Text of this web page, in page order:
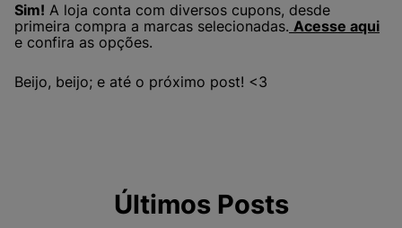
Sim! A loja conta com diversos cupons, desde
primeira compra a marcas selecionadas. Acesse aqui
e confira as opções.
Beijo, beijo; e até o próximo post! <3
Últimos Posts